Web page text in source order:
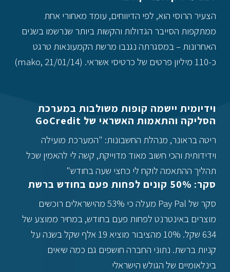
הצעיר הרוסי הוא, לפי הדיווחים, עומד מאחורי אחת
ממתקפות הסייבר הגדולות והקשות ביותר שנרשמו בשנים
האחרונות – במסגרתה נגנבו מרשת הקמעונאות טרגט
כ-110 מיליון פרטים של כרטיסי אשראי. (mako, 21/01/14)
וידיומית יישמה קופות משולבות במערכת
הסליקה והתאמות האשראי של GoCredit
ריטה בראונר, מנהלת החשבונות: "המערכת מועילה
וידידותית והכי חשוב מאוד מדוייקת, קשה לי להאמין שכל
תהליך ההתאמה לוקח לי כחצי שעה בחודש"
סקר: 50% קונים לפחות פעם בחודש ברשת
סקר של Pay Pal מעלה כי 53% מהישראלים רוכשים
מוצרים באינטרנט לפחות פעם בחודש, במחיר ממוצע של
634 שקל. 10% מהציבור מוציא 19 אלף שקל בשנה על
קניות ברשת. נתוני החברה חושפים גם כמה שיאים
בינלאומיים של הגולש הישראלי